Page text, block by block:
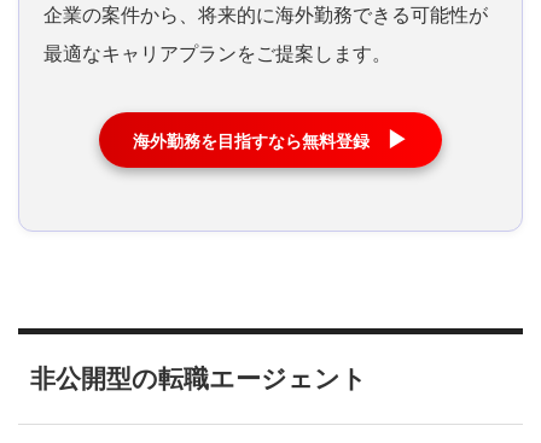
企業の案件から、将来的に海外勤務できる可能性が
最適なキャリアプランをご提案します。
海外勤務を目指すなら無料登録 ▶
非公開型の転職エージェント